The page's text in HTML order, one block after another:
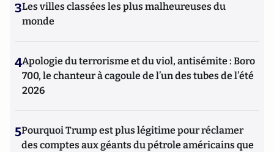
3Les villes classées les plus malheureuses du
monde
4Apologie du terrorisme et du viol, antisémite : Boro
700, le chanteur à cagoule de l’un des tubes de l’été
2026
5Pourquoi Trump est plus légitime pour réclamer
des comptes aux géants du pétrole américains que